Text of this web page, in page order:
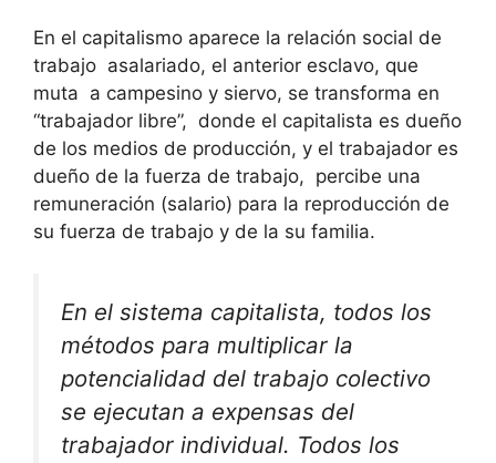
En el capitalismo aparece la relación social de
trabajo asalariado, el anterior esclavo, que
muta a campesino y siervo, se transforma en
“trabajador libre”, donde el capitalista es dueño
de los medios de producción, y el trabajador es
dueño de la fuerza de trabajo, percibe una
remuneración (salario) para la reproducción de
su fuerza de trabajo y de la su familia.
En el sistema capitalista, todos los
métodos para multiplicar la
potencialidad del trabajo colectivo
se ejecutan a expensas del
trabajador individual. Todos los